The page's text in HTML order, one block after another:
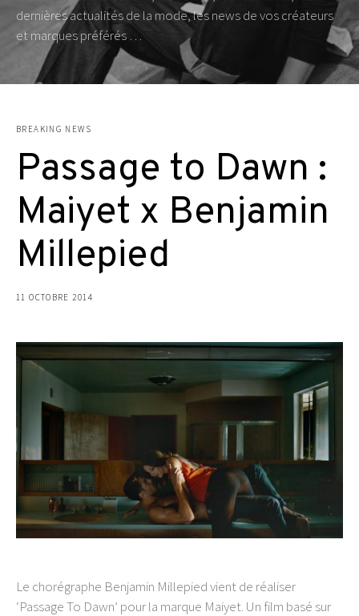
dernières actualités de la mode, les news de vos créateurs
et marques préférés …
BREAKING NEWS
Passage to Dawn :
Maiyet x Benjamin
Millepied
11 OCTOBRE 2014
Le chorégraphe Benjamin Millepied vient de réaliser
‘Passage To Dawn’ pour la marque Maiyet. Un film basé sur